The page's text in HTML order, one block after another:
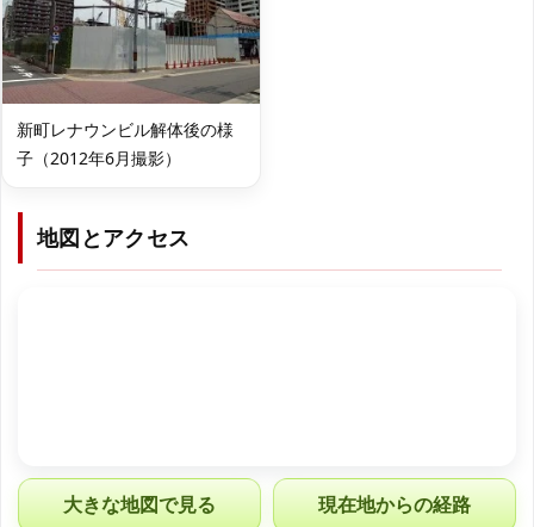
新町レナウンビル解体後の様
子（2012年6月撮影）
地図とアクセス
大きな地図で見る 現在地からの経路